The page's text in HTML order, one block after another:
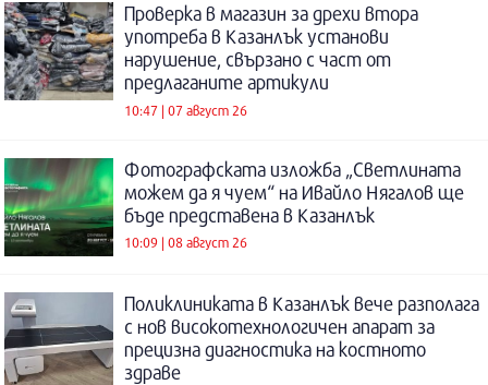
Проверка в магазин за дрехи втора
употреба в Казанлък установи
нарушение, свързано с част от
предлаганите артикули
10:47 | 07 август 26
Фотографската изложба „Светлината
можем да я чуем“ на Ивайло Нягалов ще
бъде представена в Казанлък
10:09 | 08 август 26
Поликлиниката в Казанлък вече разполага
с нов високотехнологичен апарат за
прецизна диагностика на костното
здраве